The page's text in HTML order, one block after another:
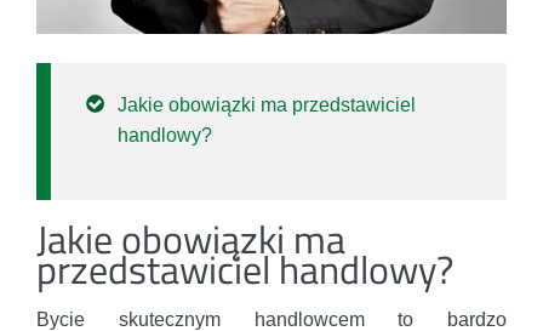
Jakie obowiązki ma przedstawiciel
handlowy?
Jakie obowiązki ma
przedstawiciel handlowy?
Bycie skutecznym handlowcem to bardzo